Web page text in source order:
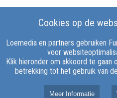
Cookies op de
Loemedia en partners gebruiken
voor
Klik hieronder om akkoord te
betrekking tot het gebruik van
Meer Informatie